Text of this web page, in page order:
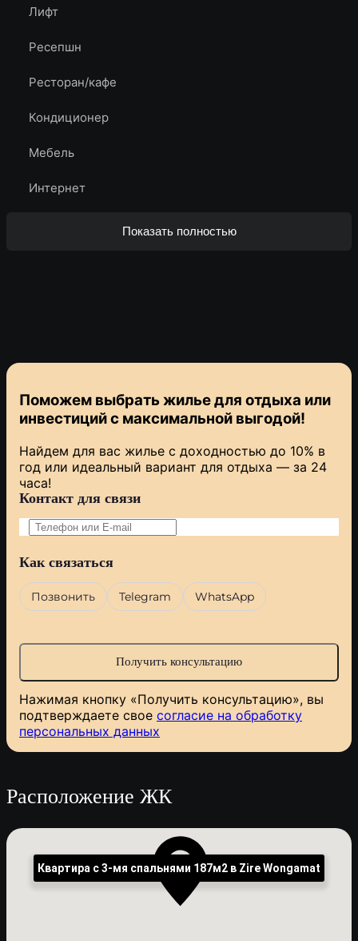
Лифт
Ресепшн
Ресторан/кафе
Кондиционер
Мебель
Интернет
Показать полностью
Поможем выбрать жилье для отдыха или
инвестиций с максимальной выгодой!
Найдем для вас жилье с доходностью до 10% в
год или идеальный вариант для отдыха — за 24
часа!
Контакт для связи
Как связаться
Позвонить Telegram WhatsApp
Нажимая кнопку «Получить консультацию», вы
подтверждаете свое согласие на обработку
персональных данных
Расположение ЖК
Квартира с 3-мя спальнями 187м2 в Zire Wongamat